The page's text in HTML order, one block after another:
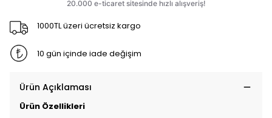
1000TL üzeri ücretsiz kargo
10 gün içinde iade değişim
Ürün Açıklaması
Ürün Özellikleri